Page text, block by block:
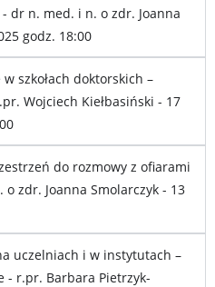
dr n. med. i n. o zdr. Joanna
godz. 18:00
szkołach doktorskich –
Wojciech Kiełbasiński - 17
do rozmowy z ofiarami
zdr. Joanna Smolarczyk - 13
uczelniach i w instytutach –
- r.pr. Barbara Pietrzyk-